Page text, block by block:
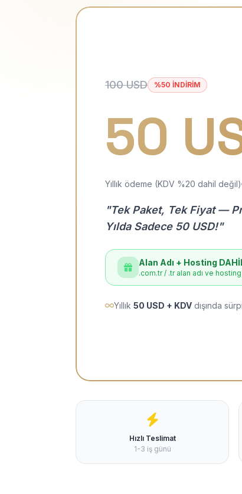
100 USD %50 İNDİRİM
50
Yıllık ödeme (KDV %20 dahil değil)
"Tek Paket, Tek Fiyat —
Yılda Sadece 50 USD!"
Alan Adı + Hosting
.com.tr / .tr alan adı ve
Yıllık 50 USD + KDV dışında
Hızlı Teslimat
1-3 iş günü